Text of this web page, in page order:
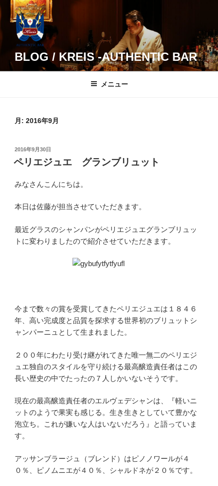
コ
BLOG / KREIS -AUTHENTIC BAR
メニュー
月: 2016年9月
投
2016年9月30日
ペリエジュエ グランブリュット
みなさんこんにちは。
本日は佐藤が担当させていただきます。
最近グラスのシャンパンがペリエジュエグランブリュッ
トに変わりましたので紹介させていただきます。
今まで数々の賞を受賞してきたペリエジュエは１８４６
年、高い完成度と品質を探求する世界初のブリュットシ
ャンパーニュとして生まれました。
２００年にわたり受け継がれてきた唯一無二のペリエジ
ュエ独自のスタイルを守り続ける最高醸造責任者はこの
長い歴史の中でたったの７人しかいないそうです。
現在の最高醸造責任者のエルヴェデシャンは、『軽いニ
ットのようで果実も感じる。生き生きとしていて豊かな
泡立ち。これが嫌いな人はいないだろう』と語っていま
す。
アッサンブラージュ（ブレンド）はピノノワールが４
０％、ピノムニエが４０％、シャルドネが２０％です。